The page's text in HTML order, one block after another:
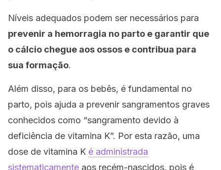
Níveis adequados podem ser necessários para
prevenir a hemorragia no parto e garantir que
o cálcio chegue aos ossos e contribua para
sua formação.
Além disso, para os bebês, é fundamental no
parto, pois ajuda a prevenir sangramentos graves
conhecidos como “sangramento devido à
deficiência de vitamina K”. Por esta razão, uma
dose de vitamina K é administrada
sistematicamente aos recém-nascidos, pois é